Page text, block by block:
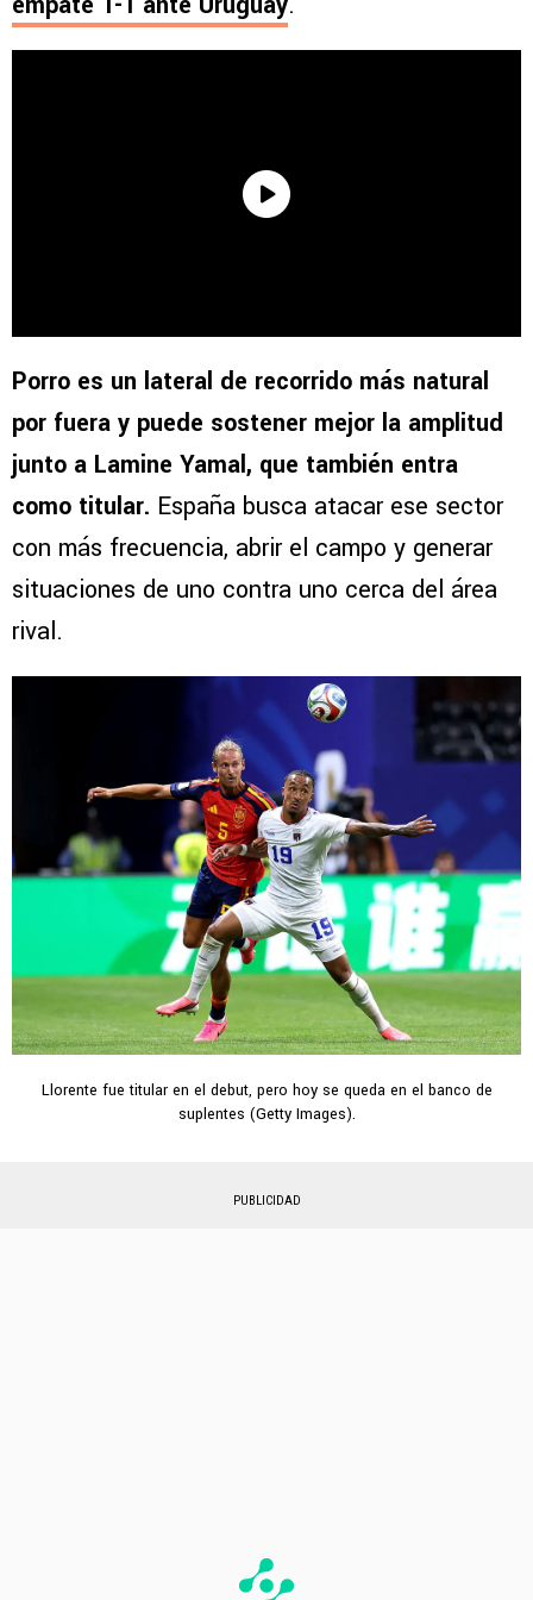
Porro es un lateral de recorrido más natural
por fuera y puede sostener mejor la amplitud
junto a Lamine Yamal, que también entra
como titular. España busca atacar ese sector
con más frecuencia, abrir el campo y generar
situaciones de uno contra uno cerca del área
rival.
Llorente fue titular en el debut, pero hoy se queda en el banco de
suplentes (Getty Images).
PUBLICIDAD